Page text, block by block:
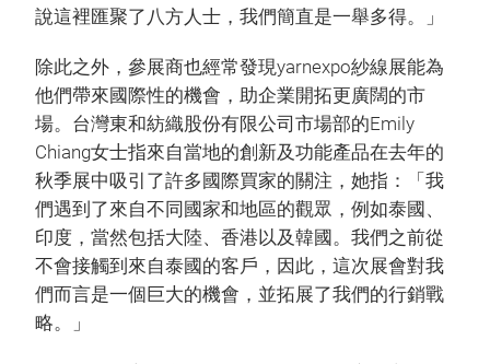
說這裡匯聚了八方人士，我們簡直是一舉多得。」
除此之外，參展商也經常發現yarnexpo紗線展能為
他們帶來國際性的機會，助企業開拓更廣闊的市
場。台灣東和紡織股份有限公司市場部的Emily
Chiang女士指來自當地的創新及功能產品在去年的
秋季展中吸引了許多國際買家的關注，她指：「我
們遇到了來自不同國家和地區的觀眾，例如泰國、
印度，當然包括大陸、香港以及韓國。我們之前從
不會接觸到來自泰國的客戶，因此，這次展會對我
們而言是一個巨大的機會，並拓展了我們的行銷戰
略。」